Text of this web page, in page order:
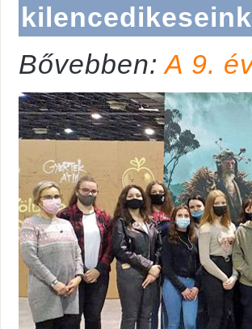
kilencedikeseink
Bővebben:A 9.